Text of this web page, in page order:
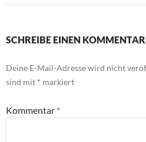
SCHREIBE EINEN KOMMENTAR
Deine E-Mail-Adresse wird nicht
sind mit * markiert
Kommentar *